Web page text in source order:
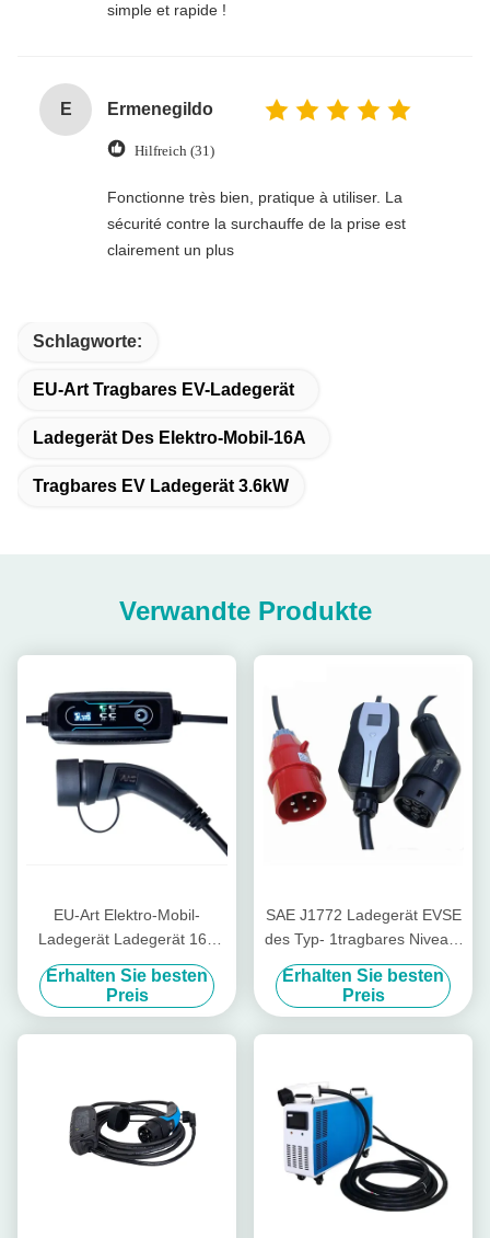
simple et rapide !
E Ermenegildo
Hilfreich (31)
Fonctionne très bien, pratique à utiliser. La
sécurité contre la surchauffe de la prise est
clairement un plus
Schlagworte:
EU-Art Tragbares EV-Ladegerät
Ladegerät Des Elektro-Mobil-16A
Tragbares EV Ladegerät 3.6kW
Verwandte Produkte
EU-Art Elektro-Mobil-
Ladegerät Ladegerät 16A
3.6kW tragbare EV
Erhalten Sie besten
Preis
SAE J1772 Ladegerät EVSE
des Typ- 1tragbares Niveau-
2 EV schaltbar mit CEE Plug
Erhalten Sie besten
Preis